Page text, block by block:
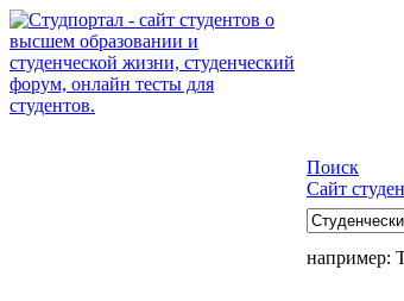
Поиск
Сайт
например: